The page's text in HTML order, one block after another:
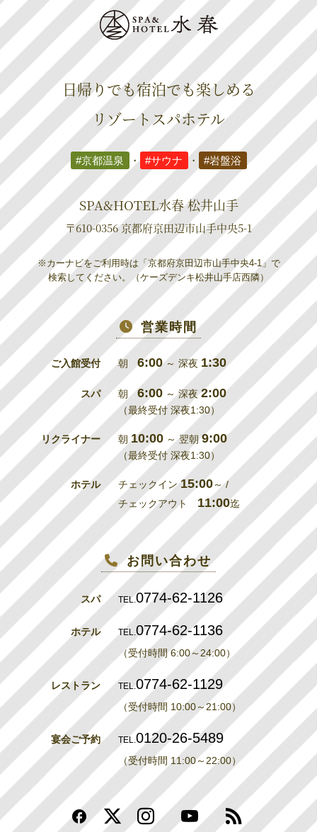
日帰りでも宿泊でも楽しめる
リゾートスパホテル
#京都温泉 ・ #サウナ ・ #岩盤浴
SPA&HOTEL水春 松井山手
〒610-0356 京都府京田辺市山手中央5-1
※カーナビをご利用時は「京都府京田辺市山手中央4-1」で
検索してください。（ケーズデンキ松井山手店西隣）
営業時間
ご入館受付 朝 6:00～ 深夜 1:30
スパ 朝 6:00 ～ 深夜2:00
（最終受付 深夜1:30）
リクライナー 朝 10:00 ～ 翌朝9:00
（最終受付 深夜1:30）
ホテル チェックイン15:00～ /
チェックアウト 11:00迄
お問い合わせ
スパ TEL.0774-62-1126
ホテル TEL.0774-62-1136
（受付時間 6:00～24:00）
レストラン TEL.0774-62-1129
（受付時間 10:00～21:00）
宴会ご予約 TEL.0120-26-5489
（受付時間 11:00～22:00）